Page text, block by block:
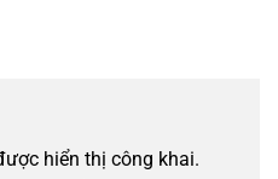
hiển thị công khai.